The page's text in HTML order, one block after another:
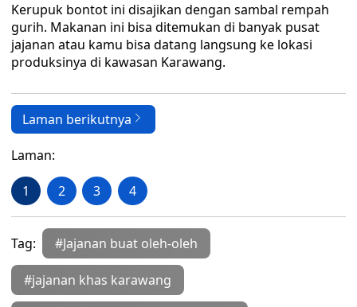
Kerupuk bontot ini disajikan dengan sambal rempah
gurih. Makanan ini bisa ditemukan di banyak pusat
jajanan atau kamu bisa datang langsung ke lokasi
produksinya di kawasan Karawang.
Laman berikutnya
Laman:
1 2 3 4
Tag: #Jajanan buat oleh-oleh
#jajanan khas karawang